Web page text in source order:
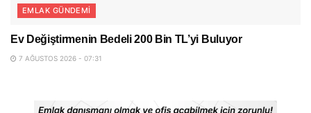
EMLAK GÜNDEMI
Ev Değiştirmenin Bedeli 200 Bin TL’yi Buluyor
7 AĞUSTOS 2026 - 07:31